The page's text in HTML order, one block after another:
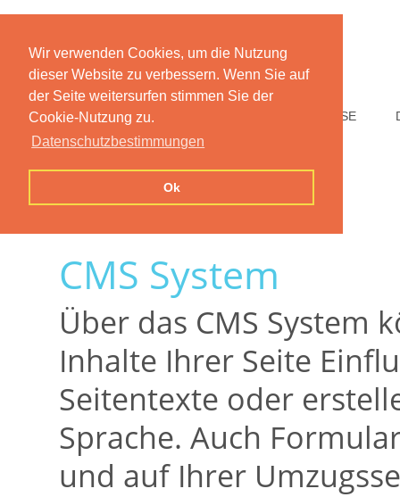
Wir verwenden Cookies, um die Nutzung
dieser Website zu verbessern. Wenn Sie auf
der Seite weitersurfen stimmen Sie der
Cookie-Nutzung zu.
Datenschutzbestimmungen
Ok
HOME PREISE
CMS System
Über das CMS System
Inhalte Ihrer Seite
Seitentexte oder
Sprache. Auch
und auf Ihrer